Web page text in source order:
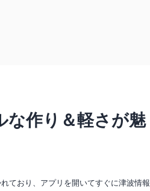
作り＆軽さが魅
ており、アプリを開いてすぐに津波情報